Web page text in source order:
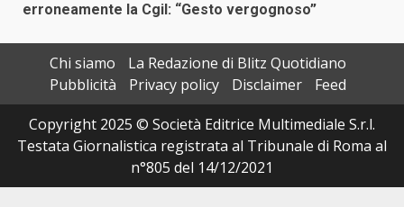
erroneamente la Cgil: “Gesto vergognoso”
Chi siamo
La Redazione di Blitz Quotidiano
Pubblicità
Privacy policy Disclaimer
Feed
Copyright 2025 © Società Editrice Multimediale S.r.l.
Testata Giornalistica registrata al Tribunale di Roma al
n°805 del 14/12/2021